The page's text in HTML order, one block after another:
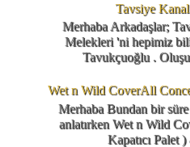
Tavsiye
Merhaba Arkadaşlar;
Melekleri 'ni hepimiz
Tavukçuoğlu .
Wet n Wild CoverAll
Merhaba Bundan bir
anlatırken Wet n Wild
Kapatıcı Palet )